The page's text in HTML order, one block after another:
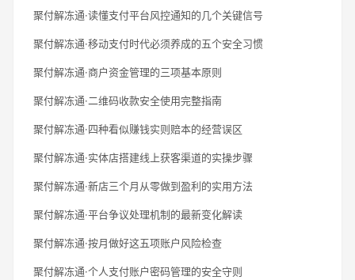
聚付解冻通·读懂支付平台风控通知的几个关键信号
聚付解冻通·移动支付时代必须养成的五个安全习惯
聚付解冻通·商户资金管理的三项基本原则
聚付解冻通·二维码收款安全使用完整指南
聚付解冻通·四种看似赚钱实则赔本的经营误区
聚付解冻通·实体店搭建线上获客渠道的实操步骤
聚付解冻通·新店三个月从零做到盈利的实用方法
聚付解冻通·平台争议处理机制的最新变化解读
聚付解冻通·按月做好这五项账户风险检查
聚付解冻通·个人支付账户密码管理的安全守则